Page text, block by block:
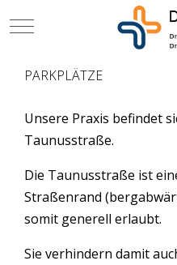
Mobile Menu Toggle
PARKPLÄTZE
Unsere Praxis befindet
Taunusstraße.
Die Taunusstraße ist
Straßenrand
somit generell erlaubt.
Sie verhindern damit